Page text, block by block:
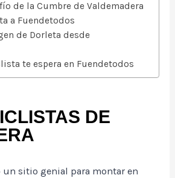
de la Cumbre de Valdemadera
a Fuendetodos
de Dorleta desde
te espera en Fuendetodos
DE
un sitio genial para montar en